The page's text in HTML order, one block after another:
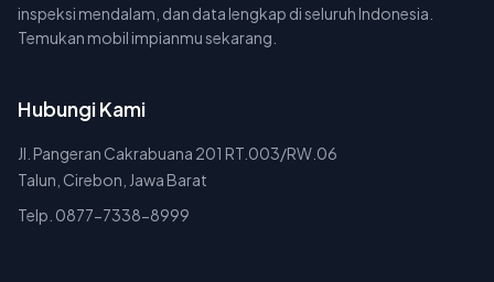
inspeksi mendalam, dan data lengkap di seluruh Indonesia.
Temukan mobil impianmu sekarang.
Hubungi Kami
Jl. Pangeran Cakrabuana 201 RT.003/RW.06
Talun, Cirebon, Jawa Barat
Telp. 0877-7338-8999